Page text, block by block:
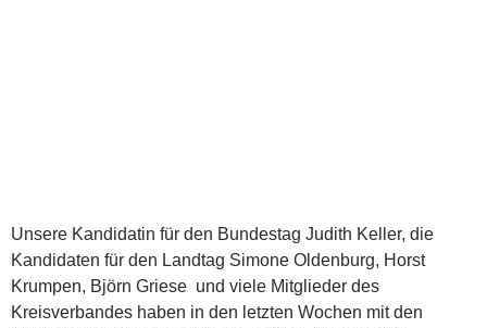
Unsere Kandidatin für den Bundestag Judith Keller, die
Kandidaten für den Landtag Simone Oldenburg, Horst
Krumpen, Björn Griese und viele Mitglieder des
Kreisverbandes haben in den letzten Wochen mit den